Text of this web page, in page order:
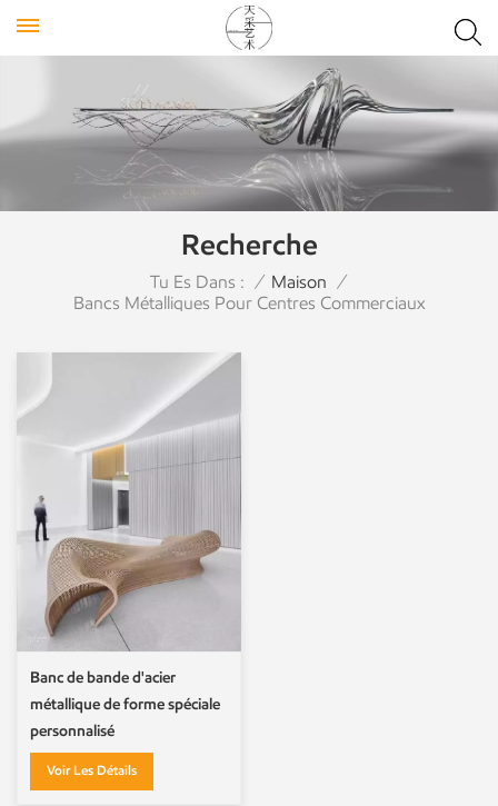
Recherche
Tu Es Dans : / Maison /
Bancs Métalliques Pour Centres Commerciaux
Banc de bande d'acier
métallique de forme spéciale
personnalisé
Voir Les Détails